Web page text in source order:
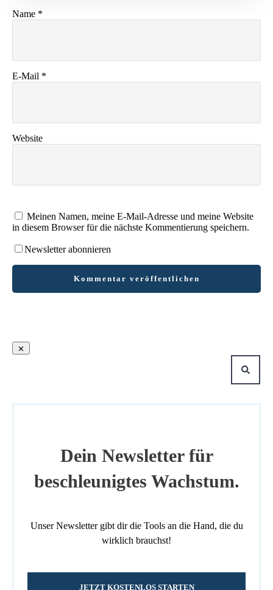
Name *
E-Mail *
Website
Meinen Namen, meine E-Mail-Adresse und meine Website
in diesem Browser für die nächste Kommentierung speichern.
Newsletter abonnieren
Kommentar veröffentlichen
Dein Newsletter für
beschleunigtes Wachstum.
Unser Newsletter gibt dir die Tools an die Hand, die du
wirklich brauchst!
JETZT KOSTENLOS STARTEN